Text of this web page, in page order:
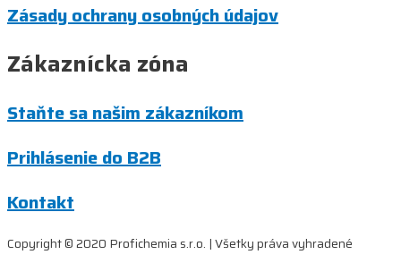
Zásady ochrany osobných údajov
Zákaznícka zóna
Staňte sa našim zákazníkom
Prihlásenie do B2B
Kontakt
Copyright © 2020 Profichemia s.r.o. | Všetky práva vyhradené